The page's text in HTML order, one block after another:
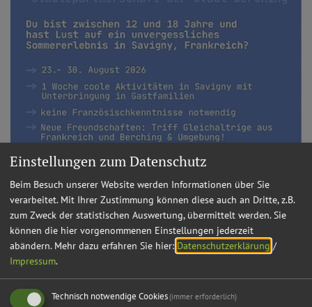
Einstellungen zum Datenschutz
Beim Besuch unserer Website werden Informationen über Sie
verarbeitet. Mit Ihrer Zustimmung können diese auch an Dritte, z.B.
zum Zweck der statistischen Auswertung, übermittelt werden. Sie
können die hier vorgenommenen Einstellungen jederzeit
abändern. Mehr dazu erfahren Sie hier: Datenschutzerklärung /
Impressum.
Technisch notwendige Cookies(immer erforderlich)